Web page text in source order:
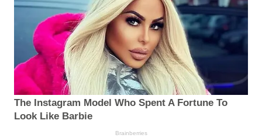
The Instagram Model Who Spent A Fortune To
Look Like Barbie
Brainberries